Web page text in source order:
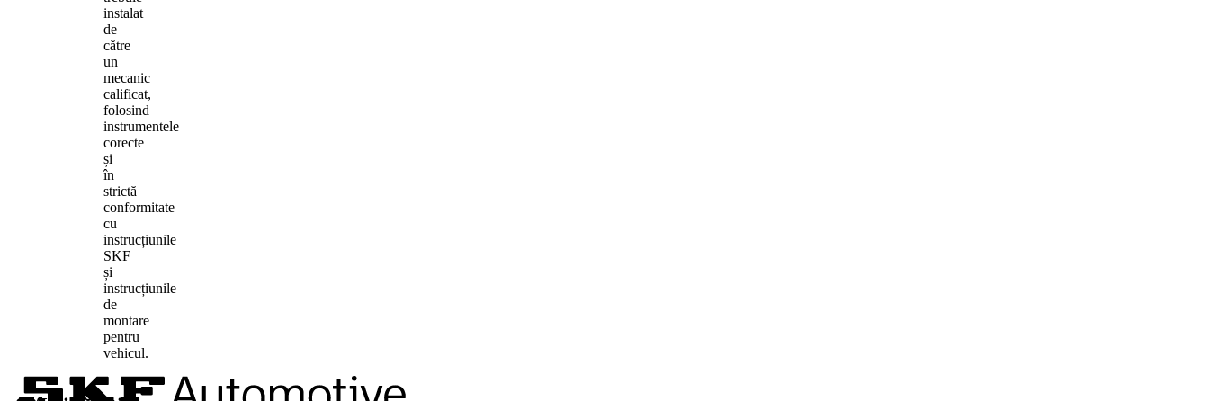
instalat
de
către
un
mecanic
calificat,
folosind
instrumentele
corecte
și
în
strictă
conformitate
cu
instrucțiunile
SKF
și
instrucțiunile
de
montare
pentru
vehicul.